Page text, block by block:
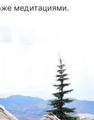
медитациями.